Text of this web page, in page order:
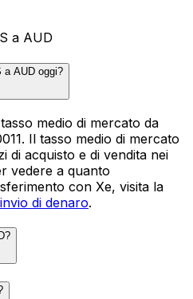
a AUD
a AUD oggi?
medio di mercato da
Il tasso medio di mercato
di acquisto e di vendita nei
vedere a quanto
con Xe, visita la
di denaro.